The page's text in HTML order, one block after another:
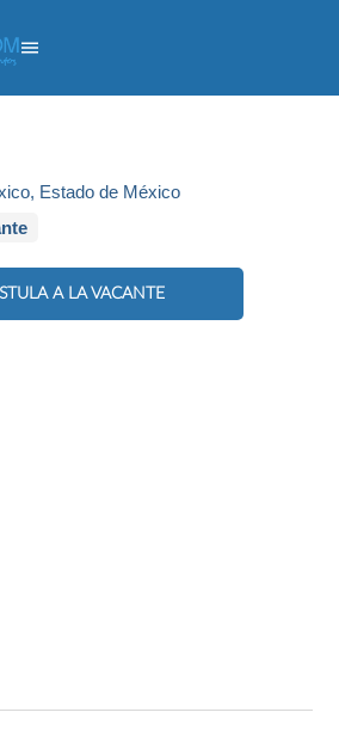
Power
Estado de México
A LA VACANTE